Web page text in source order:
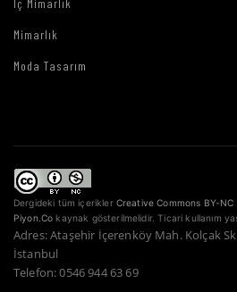
İç Mimarlık
Mimarlık
Moda Tasarım
Dergideki tüm içerikler Creative Commons BY-NC
Piyon.Co kaynak gösterilmelidir. Ticari kullanım
Adres: Ataşehir İçerenköy Mah. Kolçak
İstanbul
Telefon: 0546 944 63 69